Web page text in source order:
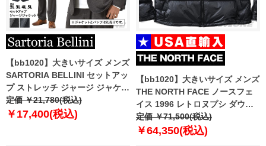
【bb1020】大きいサイズ メンズ
SARTORIA BELLINI セットアッ
プ ストレッチ ジャージ ジャケッ
ト 軽量 ウォッシャブル イージー
ケア azjw2312-se1
定価 ￥21,780(税込)
￥17,400(税込)
【bb1020】大きいサイズ メンズ
THE NORTH FACE ノースフェ
イス 1996 レトロヌプシ ダウン
ジャケット 1996 RETRO
NUPTSE JACKET USA直輸入
定価 ￥71,500(税込)
￥64,350(税込)